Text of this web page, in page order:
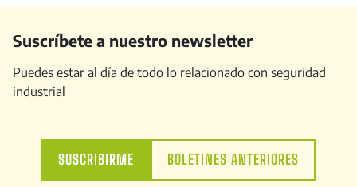
Suscríbete a nuestro newsletter
Puedes estar al día de todo lo relacionado con seguridad
industrial
SUSCRIBIRME BOLETINES ANTERIORES